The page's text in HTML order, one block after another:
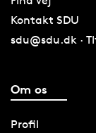
Kontakt SDU
sdu@sdu.dk ·
Om os
Profil